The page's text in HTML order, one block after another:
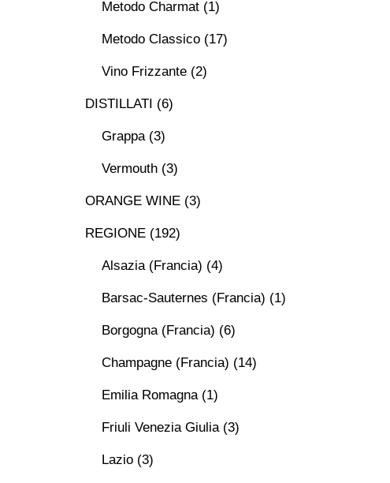
Metodo Charmat (1)
Metodo Classico (17)
Vino Frizzante (2)
DISTILLATI (6)
Grappa (3)
Vermouth (3)
ORANGE WINE (3)
REGIONE (192)
Alsazia (Francia) (4)
Barsac-Sauternes (Francia) (1)
Borgogna (Francia) (6)
Champagne (Francia) (14)
Emilia Romagna (1)
Friuli Venezia Giulia (3)
Lazio (3)